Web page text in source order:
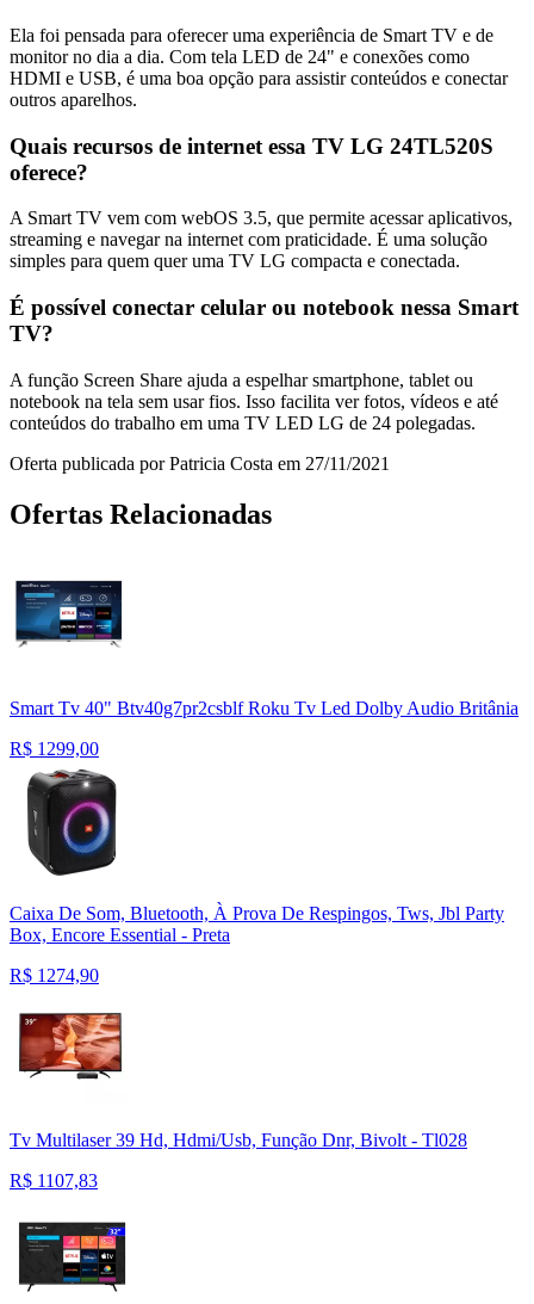
Ela foi pensada para oferecer uma experiência de Smart TV e de
monitor no dia a dia. Com tela LED de 24" e conexões como
HDMI e USB, é uma boa opção para assistir conteúdos e conectar
outros aparelhos.
Quais recursos de internet essa TV LG 24TL520S
oferece?
A Smart TV vem com webOS 3.5, que permite acessar aplicativos,
streaming e navegar na internet com praticidade. É uma solução
simples para quem quer uma TV LG compacta e conectada.
É possível conectar celular ou notebook nessa Smart
TV?
A função Screen Share ajuda a espelhar smartphone, tablet ou
notebook na tela sem usar fios. Isso facilita ver fotos, vídeos e até
conteúdos do trabalho em uma TV LED LG de 24 polegadas.
Oferta publicada por Patricia Costa em 27/11/2021
Ofertas Relacionadas
Smart Tv 40" Btv40g7pr2csblf Roku Tv Led Dolby Audio Britânia
R$ 1299,00
Caixa De Som, Bluetooth, À Prova De Respingos, Tws, Jbl Party
Box, Encore Essential - Preta
R$ 1274,90
Tv Multilaser 39 Hd, Hdmi/Usb, Função Dnr, Bivolt - Tl028
R$ 1107,83